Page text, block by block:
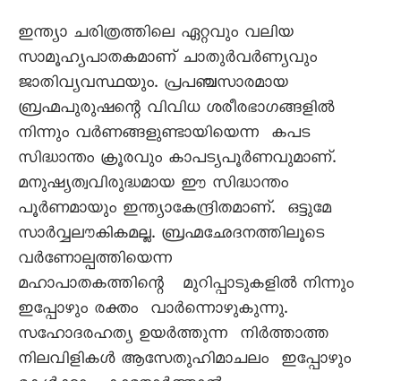
ഇന്ത്യാ ചരിത്രത്തിലെ ഏറ്റവും വലിയ
സാമൂഹ്യപാതകമാണ് ചാതുർവർണ്യവും
ജാതിവ്യവസ്ഥയും. പ്രപഞ്ചസാരമായ
ബ്രഹ്മപുരുഷന്റെ വിവിധ ശരീരഭാഗങ്ങളിൽ
നിന്നും വർണങ്ങളുണ്ടായിയെന്ന കപട
സിദ്ധാന്തം ക്രൂരവും കാപട്യപൂർണവുമാണ്.
മനുഷ്യത്വവിരുദ്ധമായ ഈ സിദ്ധാന്തം
പൂർണമായും ഇന്ത്യാകേന്ദ്രിതമാണ്. ഒട്ടുമേ
സാർവ്വലൗകികമല്ല. ബ്രഹ്മഛേദനത്തിലൂടെ
വർണോല്പത്തിയെന്ന
മഹാപാതകത്തിന്റെ മുറിപ്പാടുകളിൽ നിന്നും
ഇപ്പോഴും രക്തം വാർന്നൊഴുകുന്നു.
സഹോദരഹത്യ ഉയർത്തുന്ന നിർത്താത്ത
നിലവിളികൾ ആസേതുഹിമാചലം ഇപ്പോഴും